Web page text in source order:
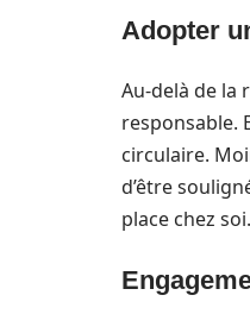
Adopter
Au-delà de la
responsable.
circulaire.
d’être
place chez soi.